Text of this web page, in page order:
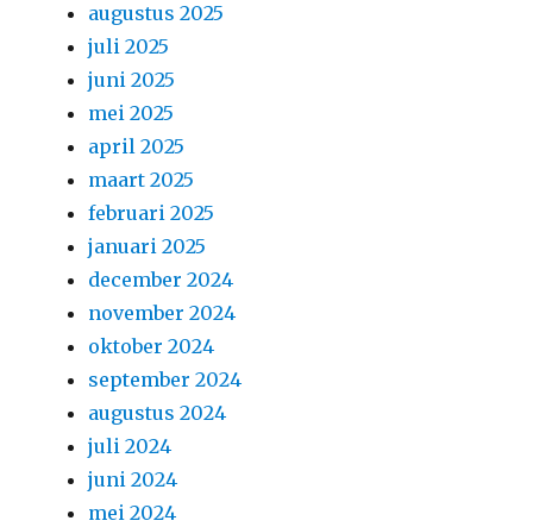
augustus 2025
juli 2025
juni 2025
mei 2025
april 2025
maart 2025
februari 2025
januari 2025
december 2024
november 2024
oktober 2024
september 2024
augustus 2024
juli 2024
juni 2024
mei 2024